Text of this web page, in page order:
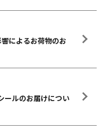
によるお荷物のお
ールのお届けについ